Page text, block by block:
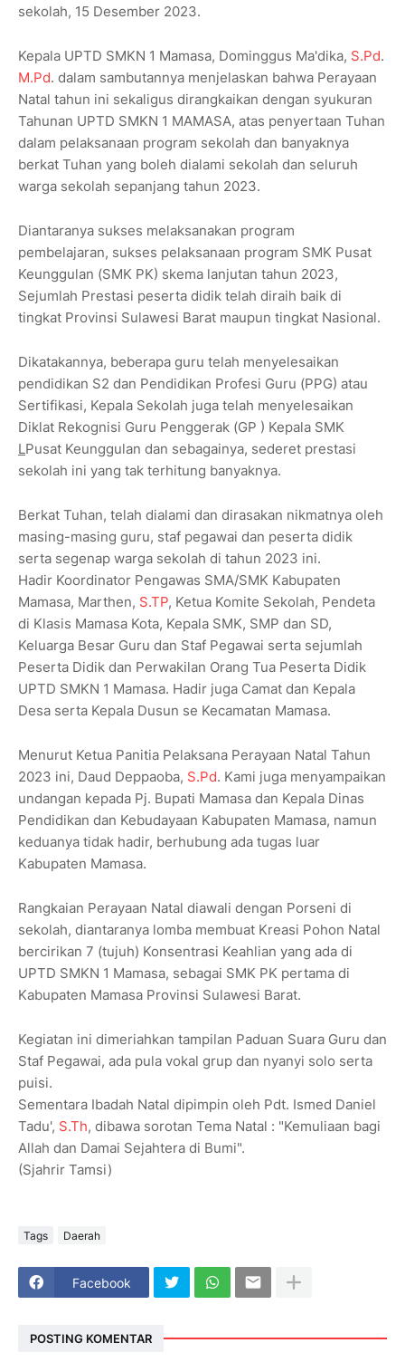
sekolah, 15 Desember 2023.
Kepala UPTD SMKN 1 Mamasa, Dominggus Ma'dika, S.Pd.
M.Pd. dalam sambutannya menjelaskan bahwa Perayaan
Natal tahun ini sekaligus dirangkaikan dengan syukuran
Tahunan UPTD SMKN 1 MAMASA, atas penyertaan Tuhan
dalam pelaksanaan program sekolah dan banyaknya
berkat Tuhan yang boleh dialami sekolah dan seluruh
warga sekolah sepanjang tahun 2023.
Diantaranya sukses melaksanakan program
pembelajaran, sukses pelaksanaan program SMK Pusat
Keunggulan (SMK PK) skema lanjutan tahun 2023,
Sejumlah Prestasi peserta didik telah diraih baik di
tingkat Provinsi Sulawesi Barat maupun tingkat Nasional.
Dikatakannya, beberapa guru telah menyelesaikan
pendidikan S2 dan Pendidikan Profesi Guru (PPG) atau
Sertifikasi, Kepala Sekolah juga telah menyelesaikan
Diklat Rekognisi Guru Penggerak (GP ) Kepala SMK
LPusat Keunggulan dan sebagainya, sederet prestasi
sekolah ini yang tak terhitung banyaknya.
Berkat Tuhan, telah dialami dan dirasakan nikmatnya oleh
masing-masing guru, staf pegawai dan peserta didik
serta segenap warga sekolah di tahun 2023 ini.
Hadir Koordinator Pengawas SMA/SMK Kabupaten
Mamasa, Marthen, S.TP, Ketua Komite Sekolah, Pendeta
di Klasis Mamasa Kota, Kepala SMK, SMP dan SD,
Keluarga Besar Guru dan Staf Pegawai serta sejumlah
Peserta Didik dan Perwakilan Orang Tua Peserta Didik
UPTD SMKN 1 Mamasa. Hadir juga Camat dan Kepala
Desa serta Kepala Dusun se Kecamatan Mamasa.
Menurut Ketua Panitia Pelaksana Perayaan Natal Tahun
2023 ini, Daud Deppaoba, S.Pd. Kami juga menyampaikan
undangan kepada Pj. Bupati Mamasa dan Kepala Dinas
Pendidikan dan Kebudayaan Kabupaten Mamasa, namun
keduanya tidak hadir, berhubung ada tugas luar
Kabupaten Mamasa.
Rangkaian Perayaan Natal diawali dengan Porseni di
sekolah, diantaranya lomba membuat Kreasi Pohon Natal
bercirikan 7 (tujuh) Konsentrasi Keahlian yang ada di
UPTD SMKN 1 Mamasa, sebagai SMK PK pertama di
Kabupaten Mamasa Provinsi Sulawesi Barat.
Kegiatan ini dimeriahkan tampilan Paduan Suara Guru dan
Staf Pegawai, ada pula vokal grup dan nyanyi solo serta
puisi.
Sementara Ibadah Natal dipimpin oleh Pdt. Ismed Daniel
Tadu', S.Th, dibawa sorotan Tema Natal : "Kemuliaan bagi
Allah dan Damai Sejahtera di Bumi".
(Sjahrir Tamsi)
Tags Daerah
Facebook
POSTING KOMENTAR